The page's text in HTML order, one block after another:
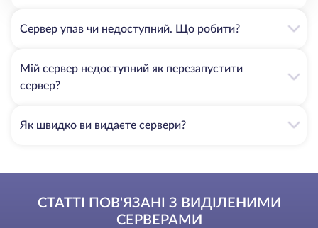
Сервер упав чи недоступний. Що робити?
Мій сервер недоступний як перезапустити
сервер?
Як швидко ви видаєте сервери?
СТАТТІ ПОВ'ЯЗАНІ З ВИДІЛЕНИМИ
СЕРВЕРАМИ